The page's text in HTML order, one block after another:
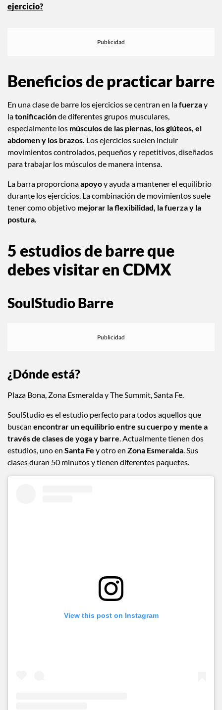
ejercicio?
Beneficios de practicar barre
En una clase de barre los ejercicios se centran en lafuerzay
latonificaciónde diferentes grupos musculares,
especialmente los músculos de las piernas, los glúteos, el
abdomen y los brazos. Los ejercicios suelen incluir
movimientos controlados, pequeños y repetitivos, diseñados
para trabajar los músculos de manera intensa.
La barra proporcionaapoyoy ayuda a mantener el equilibrio
durante los ejercicios. La combinación de movimientos suele
tener como objetivo mejorar la flexibilidad, la fuerza y la
postura.
5 estudios de barre que
debes visitar en CDMX
SoulStudio Barre
¿Dónde está?
Plaza Bona, Zona Esmeralda y The Summit, Santa Fe.
SoulStudio es el estudio perfecto para todos aquellos que
buscan encontrar un equilibrio entre su cuerpo y mente a
través de clases de yoga y barre. Actualmente tienen dos
estudios, uno en Santa Fe y otro en Zona Esmeralda. Sus
clases duran 50 minutos y tienen diferentes paquetes.
View this post on Instagram